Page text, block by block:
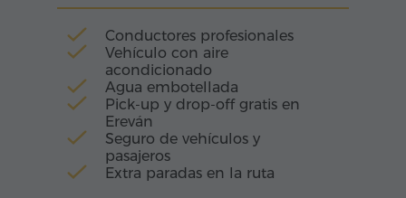
avenidas se siente el pulso del presente.
Conductores profesionales
Vehículo con aire
acondicionado
Agua embotellada
Pick-up y drop-off gratis en
Ereván
Seguro de vehículos y
pasajeros
Extra paradas en la ruta